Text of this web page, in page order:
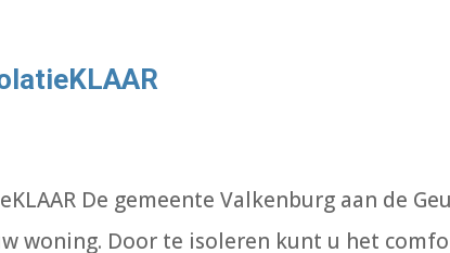
De gemeente Valkenburg aan de
woning. Door te isoleren kunt u het